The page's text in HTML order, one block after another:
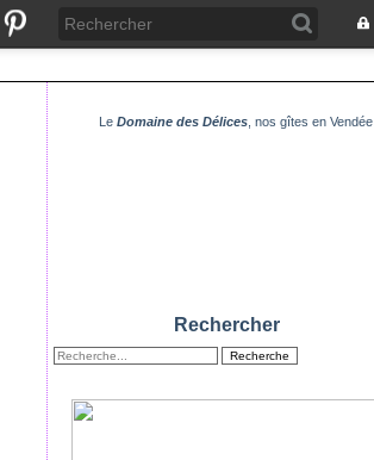
Le Domaine des Délices, nos gîtes en Vendée
Rechercher